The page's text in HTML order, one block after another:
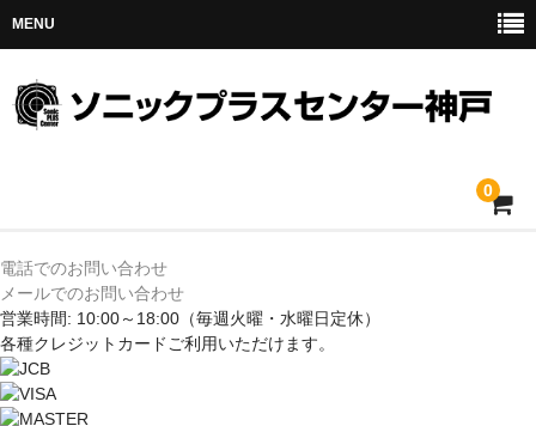
MENU
0
ホーム
メルセデス
BMW
MINI
電話でのお問い合わせ
メールでのお問い合わせ
営業時間: 10:00～18:00 （毎週火曜・水曜日定休）
各種クレジットカードご利用いただけます。